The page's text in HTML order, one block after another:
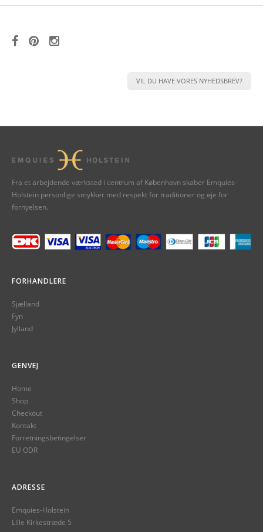
VIL DU HAVE VORES NYHEDSBREV?
Fra et arbejdende værksted i centrum af København skaber Emquies-
Holstein personlige smykker med respekt for traditioner og øje for
fornyelsen.
FORHANDLERE
Sjælland
Fyn
Jylland
GENVEJ
Home
Shop
Checkout
Kontakt
Forretningsbetingelser
EU ODR
ADRESSE
Emquies-Holstein
Lille Kirkestræde 5